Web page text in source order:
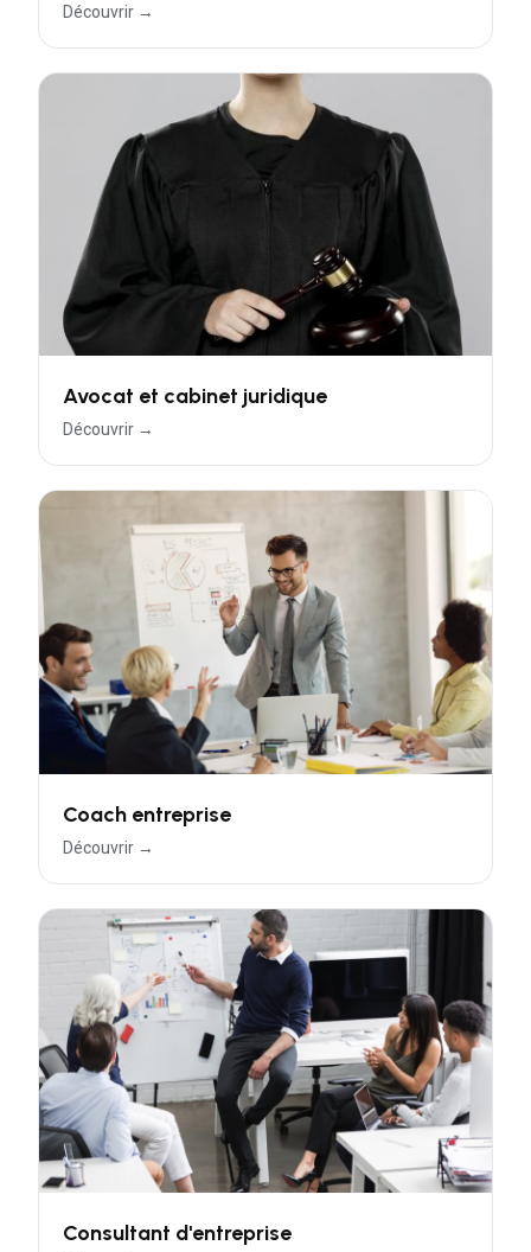
Découvrir →
Avocat et cabinet juridique
Découvrir →
Coach entreprise
Découvrir →
Consultant d'entreprise